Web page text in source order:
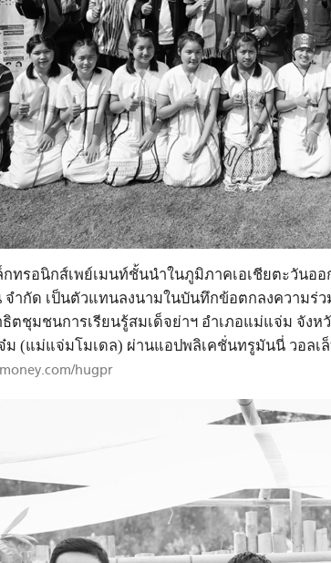
ทรอนิกส์เพย์เมนท์ชั้นนำในภูมิภาคเอเชียตะวันออ
จำกัด เป็นตัวแทนลงนามในบันทึกข้อตกลงความ
ธิตชุมชนการเรียนรู้สมเด็จย่าฯ อำเภอแม่แจ่ม จั
(แม่แจ่มโมเดล) ผ่านแอปพลิเคชั่นทรูมันนี่ วอลเ
hugpr